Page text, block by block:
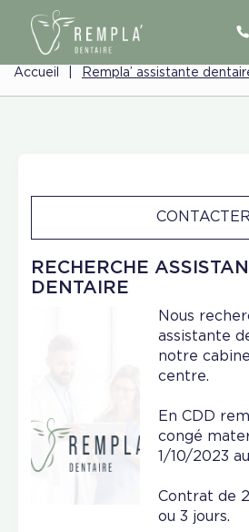
Accueil Rempla’ assistante
RECHERCHE
DENTAIRE
CONTACTER
Nous
assistante
notre
centre.
En CDD
congé
1/10/2023
Contrat de
ou 3 jours.